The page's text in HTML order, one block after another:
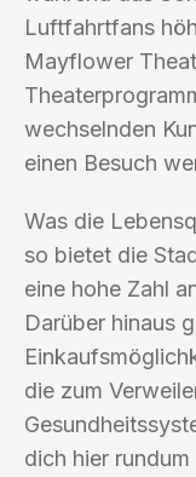
Luftfahrtfans
Mayflower
wechselnden
einen Besuch
Was die
so bietet die
eine hohe Zahl
Darüber hinaus
die zum
dich hier